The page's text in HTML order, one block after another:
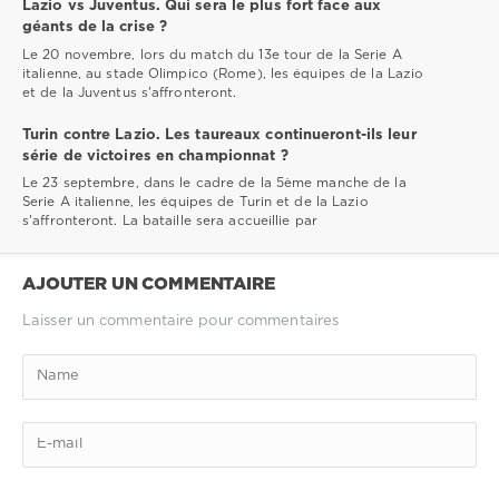
Lazio vs Juventus. Qui sera le plus fort face aux
géants de la crise ?
Le 20 novembre, lors du match du 13e tour de la Serie A
italienne, au stade Olimpico (Rome), les équipes de la Lazio
et de la Juventus s'affronteront.
Turin contre Lazio. Les taureaux continueront-ils leur
série de victoires en championnat ?
Le 23 septembre, dans le cadre de la 5ème manche de la
Serie A italienne, les équipes de Turin et de la Lazio
s'affronteront. La bataille sera accueillie par
AJOUTER UN COMMENTAIRE
Laisser un commentaire pour commentaires